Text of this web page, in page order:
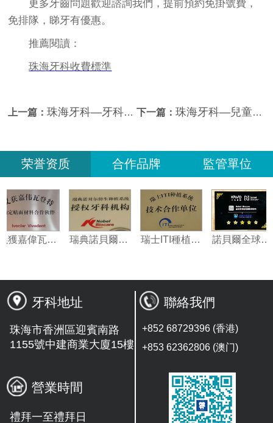
更多牙齒問題歡迎諮詢我們，提前預約免掛號費，
免排隊，睇牙有優惠。
推薦閱讀：
珠海牙科收費標準
上一篇：珠海牙科—牙科健康檢查及治療會容易傳染艾滋病嗎？ 下一篇： 珠海牙科—兒童從幾歲開始刷牙？
荣誉资质 合作品牌 監管單位
義獲嘉偉瓦特登指定合作夥伴 瑞典諾貝爾種植系統授權機構 瑞士ITI種植系統技術合作單位
牙科地址
珠海市香洲區迎賓南路
1155號中建商業大廈15樓
營業時間
禮拜一至禮拜日
聯絡我們
+852 68729396 (香港)
+853 62362806 (澳门)